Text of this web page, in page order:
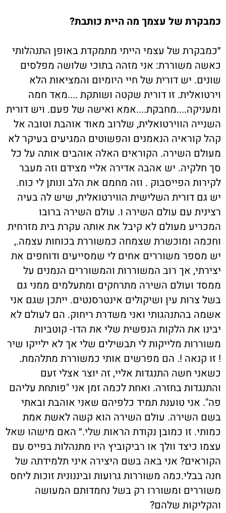
כמבקרת של עצמך מה היית כותבת?
״כמבקרת של עצמי הייתי מתמקדת באופן התנהלותי
כאשה משוררת: אני מזהה בתוכי שלושה מפלסים
שונים. יש דורית של חיי היומיום והמציאות הלא
וירטואלית. זו דורית שקטה ושותקת ....מאד חמה
ומעניקה....מחבקת....אמא ואישה של פעם. ויש דורית
השנייה הווירטואלית, שלרוב מאוד אוהבת וטובה אל
קהל קוראיה הנאמנים והפשוטים המגיעים בעיקר לא
מעולם השירה. הקוראים האלה אוהבים אותה על כל
סך חלקיה. יש אהבה אדירה אליי מצידם וזה מעבר
לקירות הפייסבוק . וזה מחמם את הלב ונותן לי כוח.
יש גם דורית השלישית הווירטואלית, שיש לה בעיה
רצינית עם עולם השירה ו. עולם השירה ברובו
המכריע מעולם לא קיבל את אותה עקרת בית מזרחית
וחכמה ומוכשרת שצמחה כמשוררת בכוחות עצמה.,
יש מספר משוררים אחים לי שמסייעים ודוחפים את
יצירתי, אך רוב המשוררות והמשוררים הנמנים על
ממסד ועולם השירה מתרחקים ומתעלמים ממני גם
בשל צרות עין ושיקולים אינטרסנטים. ייתכן שגם אני
אשמה בהתנהגותי ואני משדרת ריחוק. הם לעולם לא
יבינו את הלקות הנפשית שלי את הדו- קוטביות
משוררות מלייקות לי תבשילים שלי אך לא ילייקו שיר
! זו קנאה !. הם מפרשים אותי כמשוררת מתלהמת.
כשאני חשה התנגדות אליי, זה יוצר אצלי זעם
והתנגדות בחזרה. ואחת לכמה זמן אני "פותחת עליהם
פה". אני טוענת תמיד כלפיהם שאני אוהבת ובאתי
בשם השירה. עולם השירה הוא קשה לאשת אמת
כמותי. זו כמובן נקודת הראות שלי.״ האם מישהו שאל
עצמו כיצד וולך או רביקוביץ היו מתנהלות בפייס עם
הקוראים? אני באה בשם היצירה איני תלמידתה של
חנה בבלי.כמה משוררות גרועות וביננונית זוכות ליחס
משוררים ומשוררו רק בשל נחמדותם המעושה
והקליקות שלהם?